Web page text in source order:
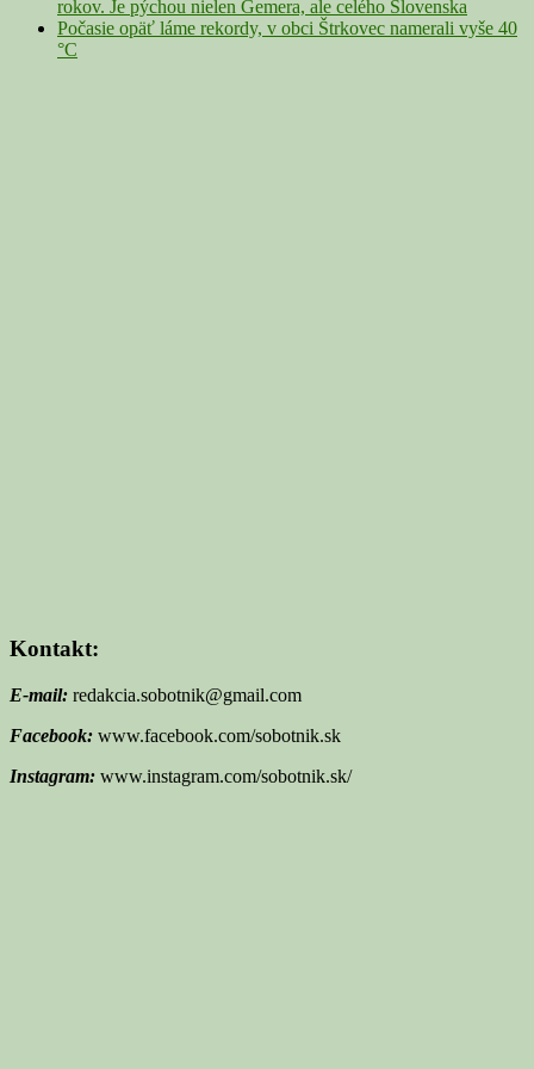
rokov. Je pýchou nielen Gemera, ale celého Slovenska
Počasie opäť láme rekordy, v obci Štrkovec namerali vyše 40
°C
Kontakt:
E-mail: redakcia.sobotnik@gmail.com
Facebook: www.facebook.com/sobotnik.sk
Instagram: www.instagram.com/sobotnik.sk/